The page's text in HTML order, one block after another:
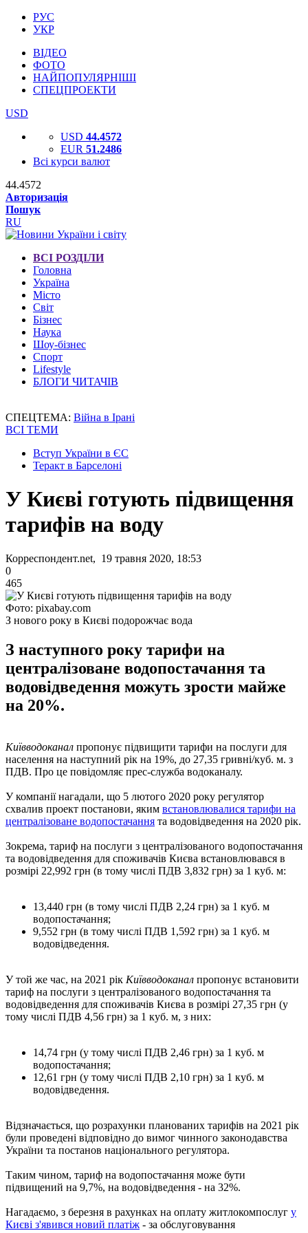
РУС
УКР
ВІДЕО
ФОТО
НАЙПОПУЛЯРНІШІ
СПЕЦПРОЕКТИ
USD
USD 44.4572
EUR 51.2486
Всі курси валют
44.4572
Авторизація
Пошук
RU
ВСІ РОЗДІЛИ
Головна
Україна
Місто
Світ
Бізнес
Наука
Шоу-бізнес
Спорт
Lifestyle
БЛОГИ ЧИТАЧІВ
СПЕЦТЕМА: Війна в Ірані
ВСІ ТЕМИ
Вступ України в ЄС
Теракт в Барселоні
У Києві готують підвищення
тарифів на воду
Корреспондент.net, 19 травня 2020, 18:53
0
465
Фото: pixabay.com
З нового року в Києві подорожчає вода
З наступного року тарифи на
централізоване водопостачання та
водовідведення можуть зрости майже
на 20%.
Київводоканал пропонує підвищити тарифи на послуги для
населення на наступний рік на 19%, до 27,35 гривні/куб. м. з
ПДВ. Про це повідомляє прес-служба водоканалу.
У компанії нагадали, що 5 лютого 2020 року регулятор
схвалив проект постанови, яким встановлювалися тарифи на
централізоване водопостачання та водовідведення на 2020 рік.
Зокрема, тариф на послуги з централізованого водопостачання
та водовідведення для споживачів Києва встановлювався в
розмірі 22,992 грн (в тому числі ПДВ 3,832 грн) за 1 куб. м:
13,440 грн (в тому числі ПДВ 2,24 грн) за 1 куб. м
водопостачання;
9,552 грн (в тому числі ПДВ 1,592 грн) за 1 куб. м
водовідведення.
У той же час, на 2021 рік Київводоканал пропонує встановити
тариф на послуги з централізованого водопостачання та
водовідведення для споживачів Києва в розмірі 27,35 грн (у
тому числі ПДВ 4,56 грн) за 1 куб. м, з них:
14,74 грн (у тому числі ПДВ 2,46 грн) за 1 куб. м
водопостачання;
12,61 грн (у тому числі ПДВ 2,10 грн) за 1 куб. м
водовідведення.
Відзначається, що розрахунки планованих тарифів на 2021 рік
були проведені відповідно до вимог чинного законодавства
України та постанов національного регулятора.
Таким чином, тариф на водопостачання може бути
підвищений на 9,7%, на водовідведення - на 32%.
Нагадаємо, з березня в рахунках на оплату житлокомпослуг у
Києві з'явився новий платіж - за обслуговування